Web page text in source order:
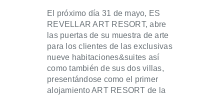
El próximo día 31 de mayo, ES
REVELLAR ART RESORT, abre
las puertas de su muestra de arte
para los clientes de las exclusivas
nueve habitaciones&suites así
como también de sus dos villas,
presentándose como el primer
alojamiento ART RESORT de la